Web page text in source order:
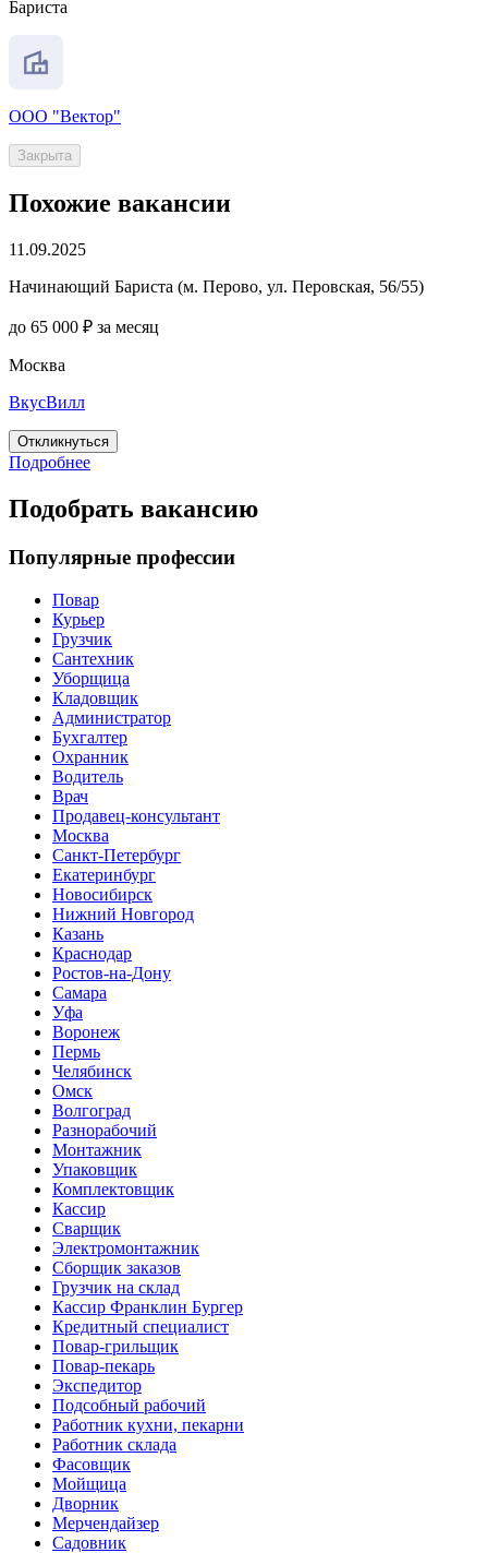
Бариста
ООО "Вектор"
Закрыта
Похожие вакансии
11.09.2025
Начинающий Бариста (м. Перово, ул. Перовская, 56/55)
до 65 000 ₽ за месяц
Москва
ВкусВилл
Откликнуться
Подробнее
Подобрать вакансию
Популярные профессии
Повар
Курьер
Грузчик
Сантехник
Уборщица
Кладовщик
Администратор
Бухгалтер
Охранник
Водитель
Врач
Продавец-консультант
Москва
Санкт-Петербург
Екатеринбург
Новосибирск
Нижний Новгород
Казань
Краснодар
Ростов-на-Дону
Самара
Уфа
Воронеж
Пермь
Челябинск
Омск
Волгоград
Разнорабочий
Монтажник
Упаковщик
Комплектовщик
Кассир
Сварщик
Электромонтажник
Сборщик заказов
Грузчик на склад
Кассир Франклин Бургер
Кредитный специалист
Повар-грильщик
Повар-пекарь
Экспедитор
Подсобный рабочий
Работник кухни, пекарни
Работник склада
Фасовщик
Мойщица
Дворник
Мерчендайзер
Садовник